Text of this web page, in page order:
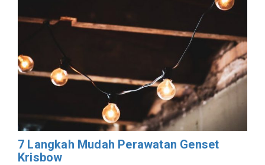
7 Langkah Mudah Perawatan Genset
Krisbow